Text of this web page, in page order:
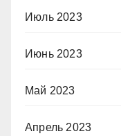
Июль 2023
Июнь 2023
Май 2023
Апрель 2023